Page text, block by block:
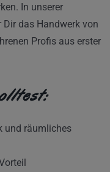
In unserer
das Handwerk von
Profis aus erster
und räumliches